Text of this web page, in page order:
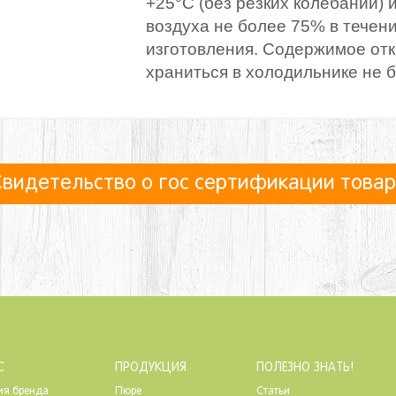
воздуха не более 75% в
изготовления. Содержимое
храниться в холодильнике не
о гос сертификации
бренда
ПРОДУКЦИЯ
Пюре
ПОЛЕЗНО ЗНАТЬ!
Статьи